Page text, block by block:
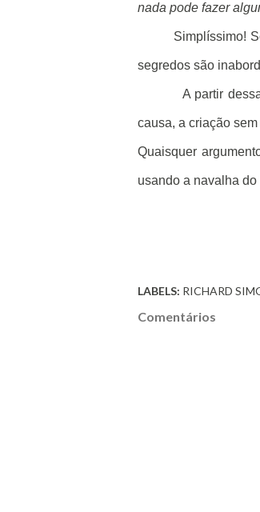
nada pode fazer
Simplíssimo!
segredos são
A partir
causa, a criação
Quaisquer
usando a navalha do
LABELS: RICHARD
Comentários